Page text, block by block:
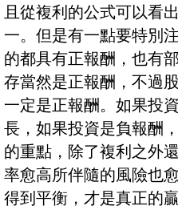
且從複利的公式可以看
一。但是有一點要特別
的都具有正報酬，也有
存當然是正報酬，不過
一定是正報酬。如果投
長，如果投資是負報酬
的重點，除了複利之外
率愈高所伴隨的風險也
得到平衡，才是真正的贏